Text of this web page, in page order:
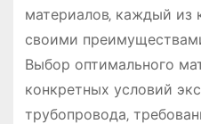
материалов‚ каждый из
своими
Выбор оптимального
конкретных условий
трубопровода‚